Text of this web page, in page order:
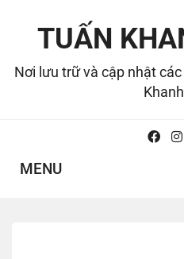
TUẤN
Nơi lưu trữ và cập nhật
MENU